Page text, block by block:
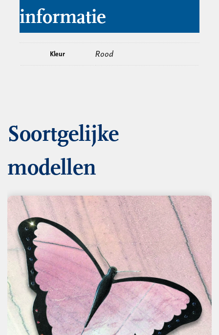
informatie
Kleur Rood
Soortgelijke
modellen